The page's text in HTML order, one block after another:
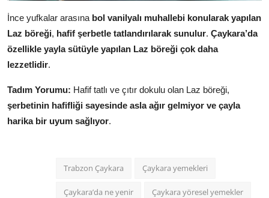
İnce yufkalar arasına bol vanilyalı muhallebi konularak yapılan
Laz böreği, hafif şerbetle tatlandırılarak sunulur. Çaykara’da
özellikle yayla sütüyle yapılan Laz böreği çok daha
lezzetlidir.
Tadım Yorumu: Hafif tatlı ve çıtır dokulu olan Laz böreği,
şerbetinin hafifliği sayesinde asla ağır gelmiyor ve çayla
harika bir uyum sağlıyor.
Trabzon Çaykara Çaykara yemekleri
Çaykara’da ne yenir Çaykara yöresel yemekler